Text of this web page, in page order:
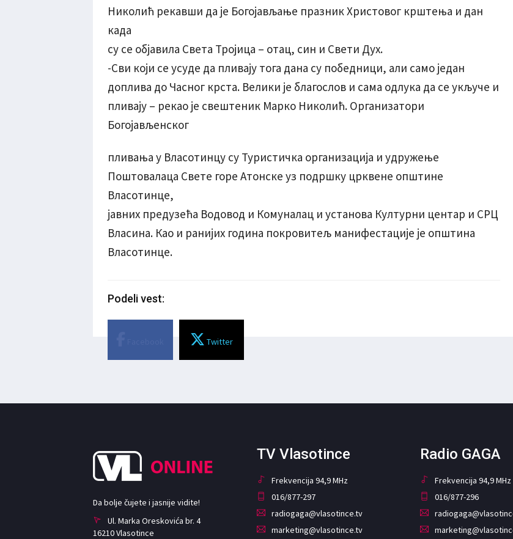
Николић рекавши да је Богојављање празник Христовог крштења и дан
када
су се објавила Света Тројица – отац, син и Свети Дух.
-Сви који се усуде да пливају тога дана су победници, али само један
доплива до Часног крста. Велики је благослов и сама одлука да се укључе и
пливају – рекао је свештеник Марко Николић. Организатори
Богојављенског
пливања у Власотинцу су Туристичка организација и удружење
Поштовалаца Свете горе Атонске уз подршку црквене општине
Власотинце,
јавних предузећа Водовод и Комуналац и установа Културни центар и СРЦ
Власина. Као и ранијих година покровитељ манифестације је општина
Власотинце.
Podeli vest:
Twitter
Da bolje čujete i jasnije vidite!
Ul. Marka Oreskovića br. 4
16210 Vlasotince
TV Vlasotince
Frekvencija 94,9 MHz
016/877-297
radiogaga@vlasotince.tv
marketing@vlasotince.tv
Radio GAGA
Frekvencija 94,9 MHz
016/877-296